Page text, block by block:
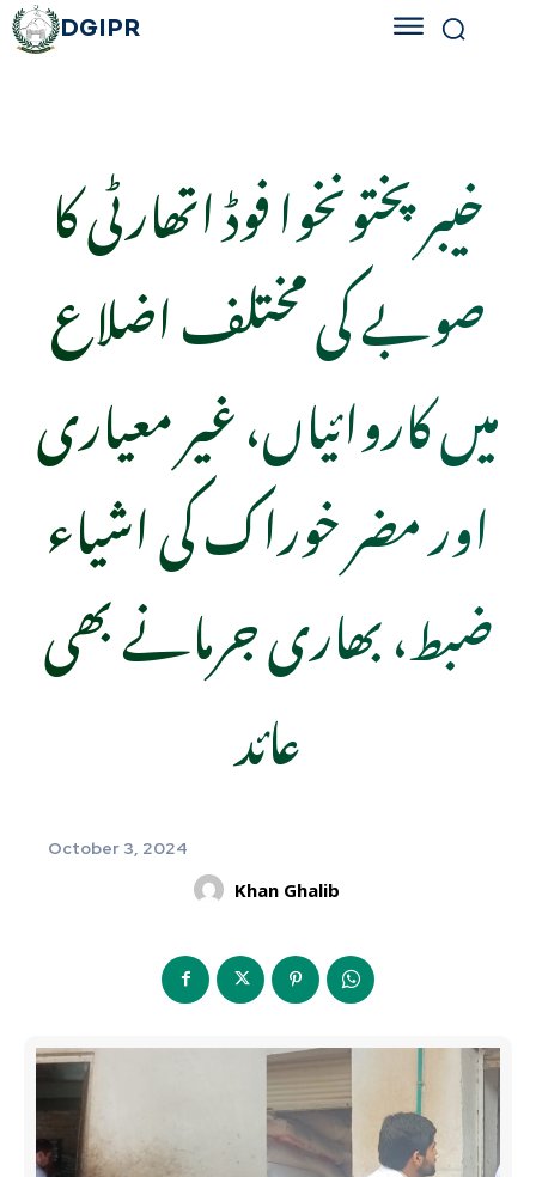
DGIPR
خیبرپختونخوا فوڈ اتھارٹی کا
صوبے کی مختلف اضلاع
میں کاروائیاں، غیر معیاری
اور مضر خوراک کی اشیاء
ضبط، بھاری جرمانے بھی
عائد
October 3, 2024
Khan Ghalib